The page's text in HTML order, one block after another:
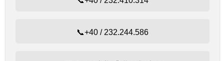
📞+40 / 232.244.586